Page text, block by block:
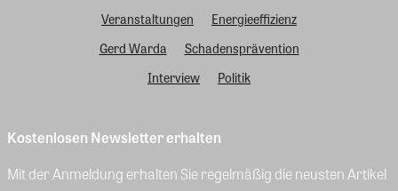
Veranstaltungen
Energieeffizienz
Gerd Warda
Schadensprävention
Interview
Politik
Kostenlosen Newsletter erhalten
Mit der Anmeldung erhalten Sie regelmäßig die neusten Artikel